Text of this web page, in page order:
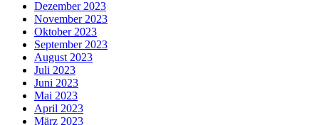
Dezember 2023
November 2023
Oktober 2023
September 2023
August 2023
Juli 2023
Juni 2023
Mai 2023
April 2023
März 2023